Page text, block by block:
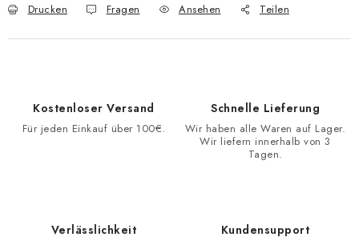
Drucken Fragen Ansehen Teilen
Kostenloser Versand
Für jeden Einkauf über 100€.
Schnelle Lieferung
Wir haben alle Waren auf Lager.
Wir liefern innerhalb von 3
Tagen.
Verlässlichkeit Kundensupport